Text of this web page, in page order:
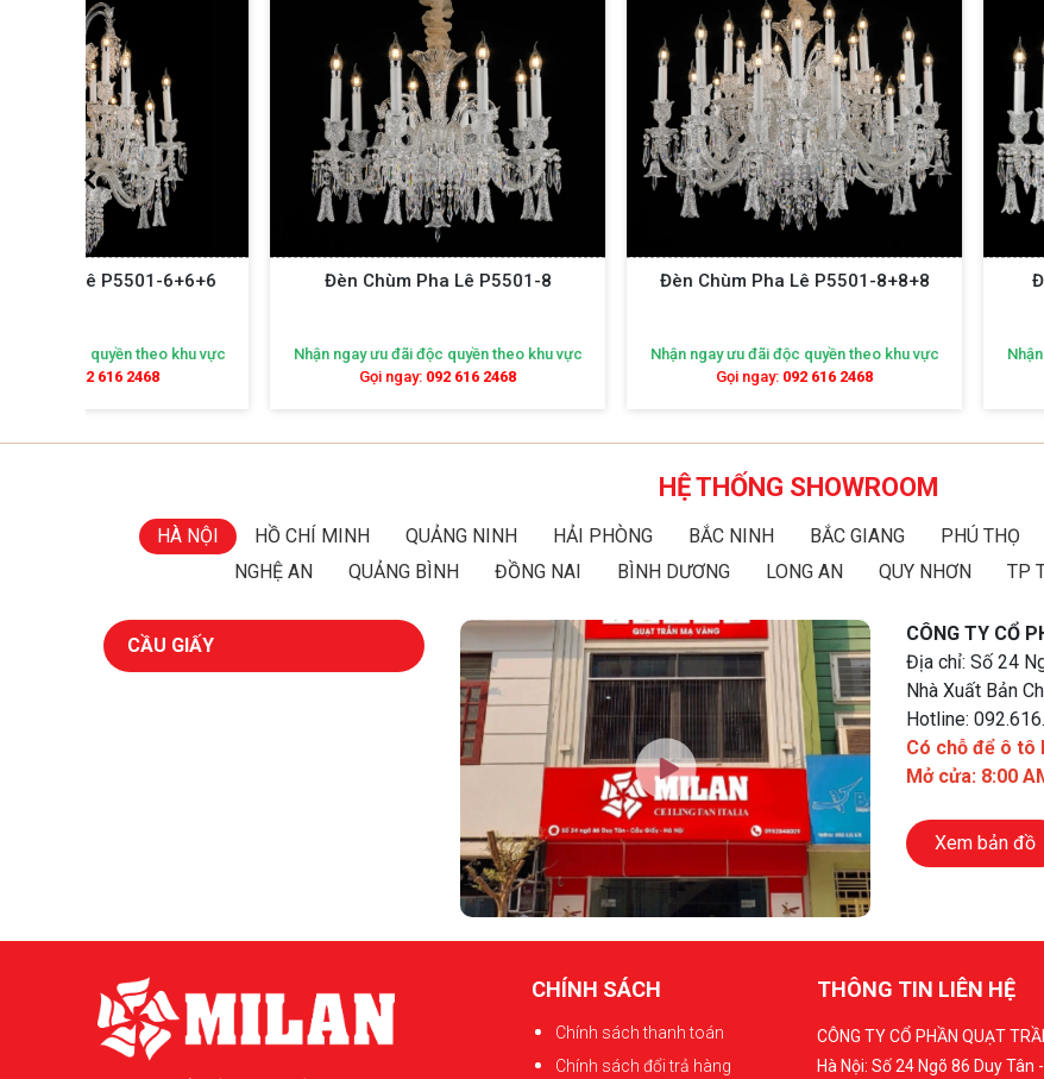
Đèn Chùm Pha Lê P5501-8
Nhận ngay ưu đãi độc quyền theo khu vực
Đèn Chùm Pha Lê P5501-8+8+8
Nhận ngay ưu đãi độc quyền theo khu vực
Đèn Chùm Pha Lê
Nhận ngay ưu đãi độc quyền
HỆ THỐNG SHOWROOM
HÀ NỘI HỒ CHÍ MINH QUẢNG NINH HẢI PHÒNG BẮC NINH BẮC GIANG PHÚ THỌ
NGHỆ AN
QUẢNG BÌNH ĐỒNG NAI BÌNH DƯƠNG LONG AN QUY NHƠN TP
CẦU GIẤY
CÔNG TY CỔ
Địa chỉ: Số 24
Nhà Xuất Bản
Hotline:
Có chỗ để ô tô
Mở cửa: 8:00
Xem bản đồ
CHÍNH SÁCH
Chính sách thanh toán
Chính sách đổi trả hàng
THÔNG TIN LIÊN HỆ
CÔNG TY CỔ PHẦN QUẠT
Hà Nội: Số 24 Ngõ 86 Duy